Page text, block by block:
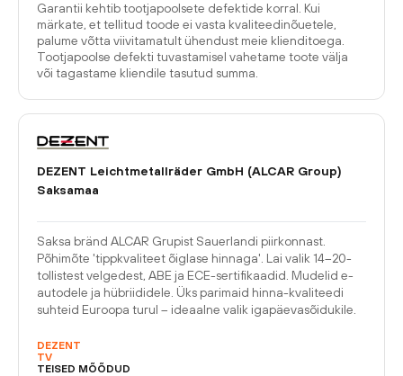
Garantii kehtib tootjapoolsete defektide korral. Kui
märkate, et tellitud toode ei vasta kvaliteedinõuetele,
palume võtta viivitamatult ühendust meie klienditoega.
Tootjapoolse defekti tuvastamisel vahetame toote välja
või tagastame kliendile tasutud summa.
DEZENT Leichtmetallräder GmbH (ALCAR Group)
Saksamaa
Saksa bränd ALCAR Grupist Sauerlandi piirkonnast.
Põhimõte 'tippkvaliteet õiglase hinnaga'. Lai valik 14–20-
tollistest velgedest, ABE ja ECE-sertifikaadid. Mudelid e-
autodele ja hübriididele. Üks parimaid hinna-kvaliteedi
suhteid Euroopa turul – ideaalne valik igapäevasõidukile.
DEZENT
TV
TEISED MÕÕDUD